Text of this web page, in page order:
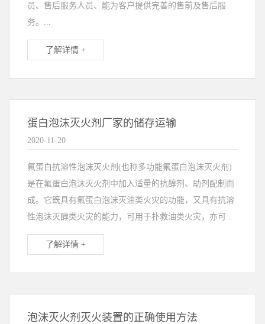
员、售后服务人员、能为客户提供完善的售前及售后服
务。...
了解详情 +
蛋白泡沫灭火剂厂家的储存运输
2020-11-20
氟蛋白抗溶性泡沫灭火剂(也称多功能氟蛋白泡沫灭火剂)
是在氟蛋白泡沫灭火剂中加入适量的抗醇剂、助剂配制而
成。它既具有氟蛋白泡沫灭油类火灾的功能，又具有抗溶
性泡沫灭醇类火灾的能力，可用于扑救油类火灾，亦可...
了解详情 +
泡沫灭火剂灭火装置的正确使用方法